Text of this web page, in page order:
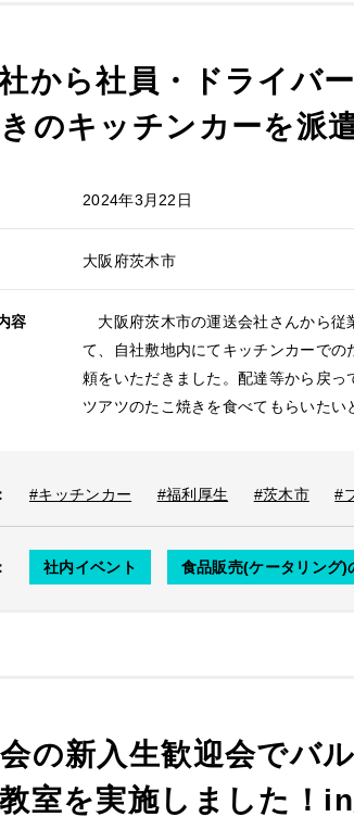
から社員・ドライバ
のキッチンカーを派
2024年3月22日
大阪府茨木市
容
大阪府茨木市の運送会社さんから従
て、自社敷地内にてキッチンカーで
頼をいただきました。配達等から戻
ツアツのたこ焼きを食べてもらいたい
： #キッチンカー #福利厚生 #茨木市 #
： 社内イベント 食品販売(ケータリング)
の新入生歓迎会でバ
室を実施しました！